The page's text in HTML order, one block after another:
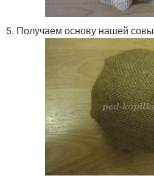
5. Получаем основу нашей